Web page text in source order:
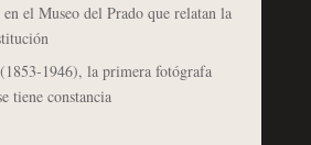
en el Museo del Prado que relatan la
1946), la primera fotógrafa
tiene constancia